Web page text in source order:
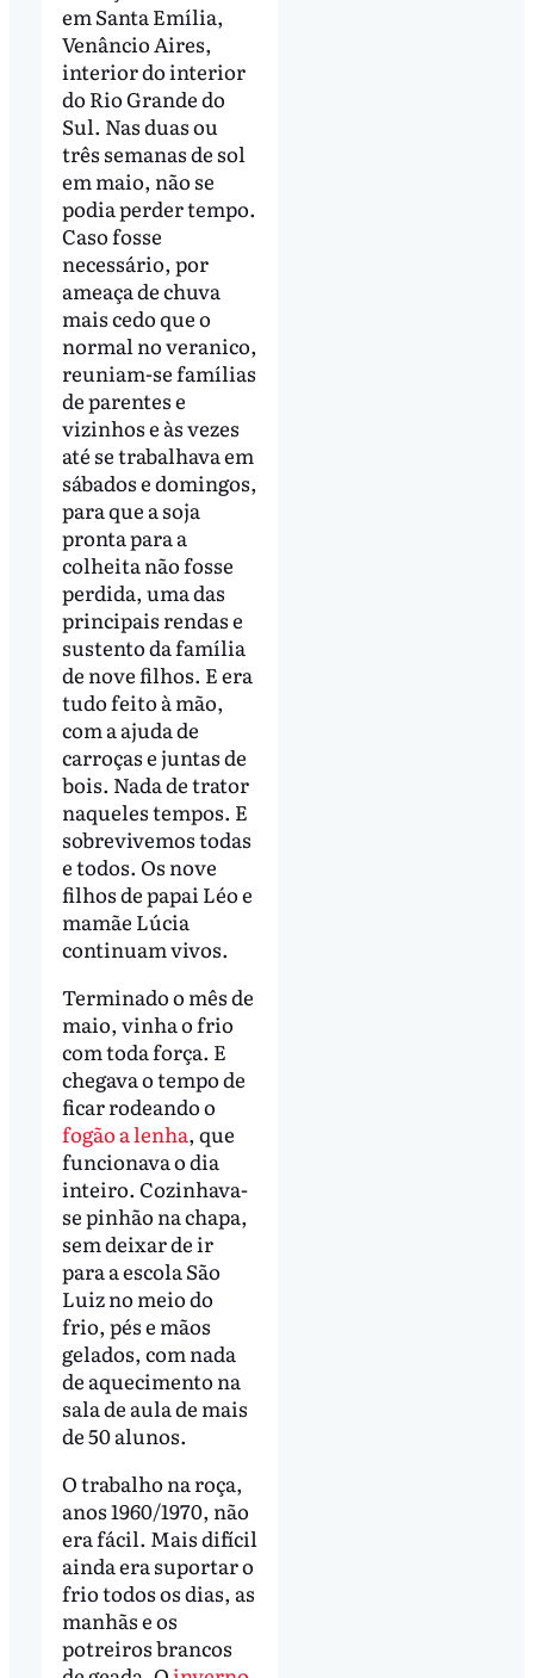
em Santa Emília,
Venâncio Aires,
interior do interior
do Rio Grande do
Sul. Nas duas ou
três semanas de sol
em maio, não se
podia perder tempo.
Caso fosse
necessário, por
ameaça de chuva
mais cedo que o
normal no veranico,
reuniam-se famílias
de parentes e
vizinhos e às vezes
até se trabalhava em
sábados e domingos,
para que a soja
pronta para a
colheita não fosse
perdida, uma das
principais rendas e
sustento da família
de nove filhos. E era
tudo feito à mão,
com a ajuda de
carroças e juntas de
bois. Nada de trator
naqueles tempos. E
sobrevivemos todas
e todos. Os nove
filhos de papai Léo e
mamãe Lúcia
continuam vivos.
Terminado o mês de
maio, vinha o frio
com toda força. E
chegava o tempo de
ficar rodeando o
fogão a lenha, que
funcionava o dia
inteiro. Cozinhava-
se pinhão na chapa,
sem deixar de ir
para a escola São
Luiz no meio do
frio, pés e mãos
gelados, com nada
de aquecimento na
sala de aula de mais
de 50 alunos.
O trabalho na roça,
anos 1960/1970, não
era fácil. Mais difícil
ainda era suportar o
frio todos os dias, as
manhãs e os
potreiros brancos